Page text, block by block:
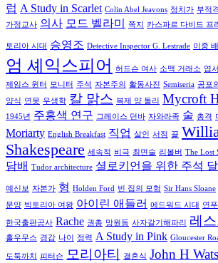
럽 A Study in Scarlet Colin Abel Jeavons 정치가 부적
가정교사 의사 모드 벨라미 쪽지 카스파르 다비드 프
토리아 시대 승영조 Detective Inspector G. Lestrade 이중
엄 셰익스피어
허드슨 여사 소맥 거래소 엽서
제임스 윈터
모니터 주석 자본주의 활동사진 Semiseria 공포
양식 연못 우생학 칼 맑스 복제 양 돌리 Mycroft
1945년
주홍색 연구 그레이스 던바 자와라족 술 총격
Moriarty English Breakfast 직업 살인 서점 끌
Shakespeare 세속적 비극 최면술 리볼버 The Lost
담배
Tudor architecture 셜로키언을 위한 주석
예신보 자본가 형 Holden Ford 빈 집의 모험 Sir Hans Sloane
문양 빅토리아 여왕 아이린 애들러 에드워드 시대 연
한국출판공사 Rache 권총 망원동 사자갈기해파리 레
홀우무스 경감 나이 정력 A Study in Pink Gloucester
도둑까치 피터슨 모리아티 결혼식 John H